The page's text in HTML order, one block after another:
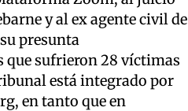
y al ex agente civil de
presunta
que sufrieron 28 víctimas
está integrado por
en tanto que en